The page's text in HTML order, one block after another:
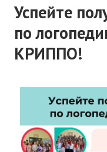
Успейте
по
КРИППО!